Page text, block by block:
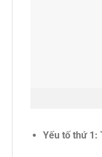
Yếu tố thứ 1: